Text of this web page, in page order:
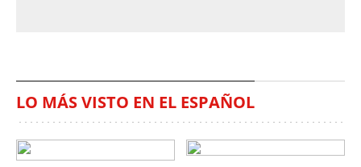
LO MÁS VISTO EN EL ESPAÑOL